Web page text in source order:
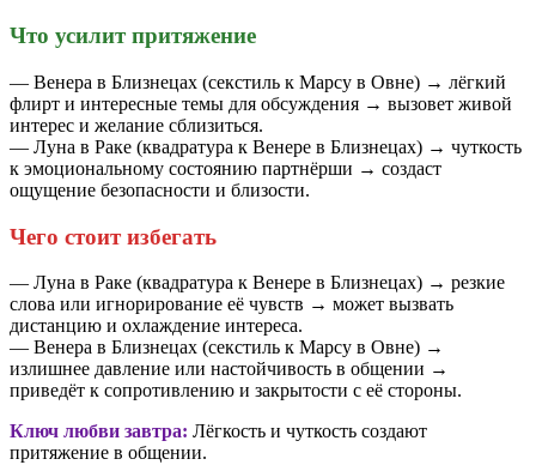
Что усилит притяжение
— Венера в Близнецах (секстиль к Марсу в Овне) → лёгкий
флирт и интересные темы для обсуждения → вызовет живой
интерес и желание сблизиться.
— Луна в Раке (квадратура к Венере в Близнецах) → чуткость
к эмоциональному состоянию партнёрши → создаст
ощущение безопасности и близости.
Чего стоит избегать
— Луна в Раке (квадратура к Венере в Близнецах) → резкие
слова или игнорирование её чувств → может вызвать
дистанцию и охлаждение интереса.
— Венера в Близнецах (секстиль к Марсу в Овне) →
излишнее давление или настойчивость в общении →
приведёт к сопротивлению и закрытости с её стороны.
Ключ любви завтра: Лёгкость и чуткость создают
притяжение в общении.